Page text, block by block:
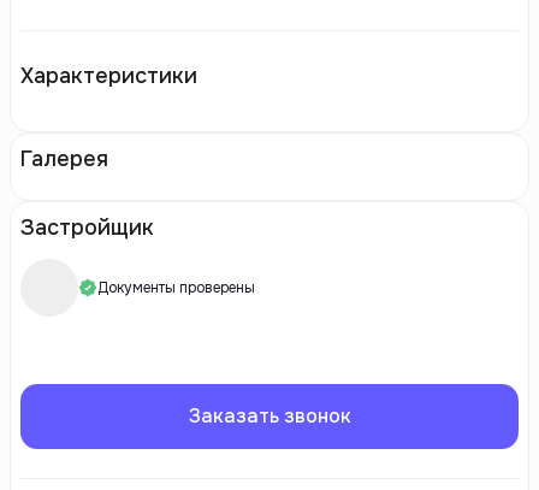
Характеристики
Галерея
Застройщик
Документы проверены
Заказать звонок